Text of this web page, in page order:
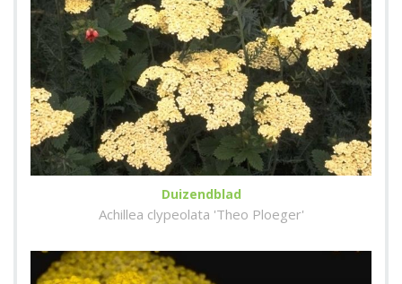
Duizendblad
Achillea clypeolata 'Theo Ploeger'